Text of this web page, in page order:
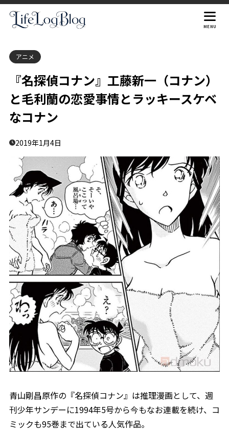
MENU
アニメ
『名探偵コナン』工藤新一（コナン）
と毛利蘭の恋愛事情とラッキースケベ
なコナン
2019年1月4日
青山剛昌原作の『名探偵コナン』は推理漫画として、週
刊少年サンデーに1994年5号から今もなお連載を続け、コ
ミックも95巻まで出ている人気作品。
目次
1 工藤新一と毛利蘭の恋愛
2 工藤新一と毛利蘭のカップル成立
3 コナンと蘭の風呂場シーン